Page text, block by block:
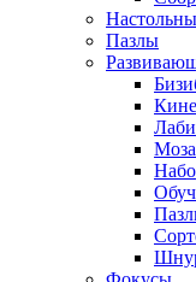
Пазлы